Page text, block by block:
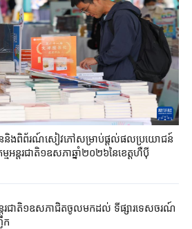
និងពិព័រណ៍សៀវភៅសម្រាប់ផ្តល់ផលប្រយោជន៍
អន្តរជាតិ១ឧសភាឆ្នាំ២០២៦នៃខេត្តហឺប៉ី
តរជាតិ១ឧសភាជិតចូលមកដល់ ទីផ្សារទេសចរណ៍
ក